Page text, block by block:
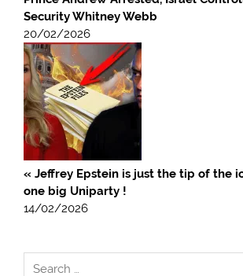
Security Whitney Webb
20/02/2026
« Jeffrey Epstein is just the tip of the
one big Uniparty !
14/02/2026